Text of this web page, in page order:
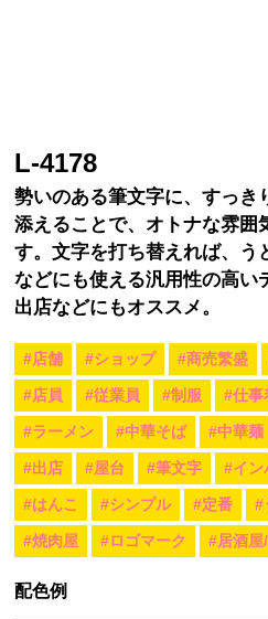
L-4178
勢いのある筆文字に、すっき
添えることで、オトナな雰囲
す。文字を打ち替えれば、う
などにも使える汎用性の高い
出店などにもオススメ。
#店舗 #ショップ #商売繁盛
#店員 #従業員 #制服 #仕事
#ラーメン #中華そば #中華麺
#出店 #屋台 #筆文字 #イン
#はんこ #シンプル #定番 #
#焼肉屋 #ロゴマーク #居酒屋
配色例